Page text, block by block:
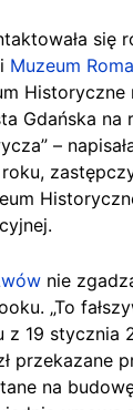
się
Muzeum
Gdańska na
–
nie
„To
z 19 stycznia
przekazane
na